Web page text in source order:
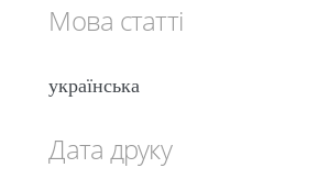
Мова статті
українська
Дата друку